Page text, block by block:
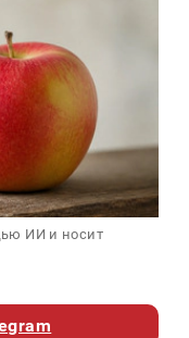
ИИ и носит